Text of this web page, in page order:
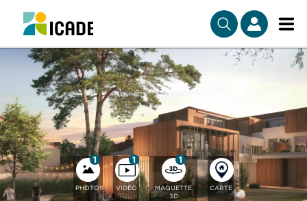
1
PHOTOS
1
VIDÉO
1
MAQUETTE
3D
CARTE